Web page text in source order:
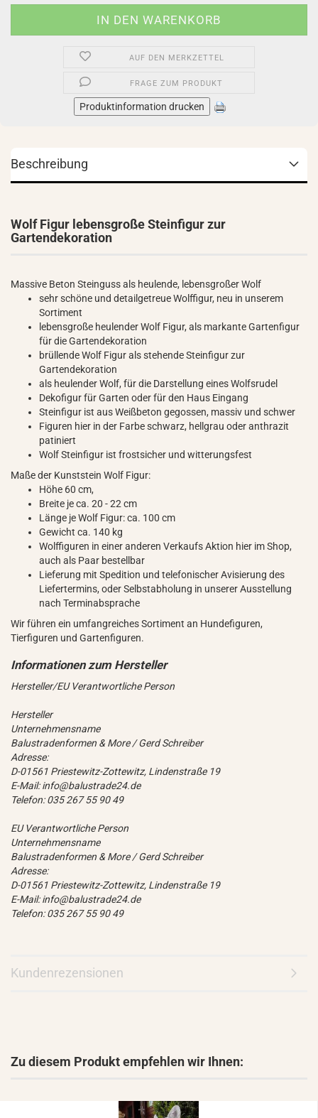
AUF DEN MERKZETTEL
FRAGE ZUM PRODUKT
Produktinformation drucken
Beschreibung
Wolf Figur lebensgroße Steinfigur zur
Gartendekoration
Massive Beton Steinguss als heulende, lebensgroßer Wolf
sehr schöne und detailgetreue Wolffigur, neu in unserem
Sortiment
lebensgroße heulender Wolf Figur, als markante Gartenfigur
für die Gartendekoration
brüllende Wolf Figur als stehende Steinfigur zur
Gartendekoration
als heulender Wolf, für die Darstellung eines Wolfsrudel
Dekofigur für Garten oder für den Haus Eingang
Steinfigur ist aus Weißbeton gegossen, massiv und schwer
Figuren hier in der Farbe schwarz, hellgrau oder anthrazit
patiniert
Wolf Steinfigur ist frostsicher und witterungsfest
Maße der Kunststein Wolf Figur:
Höhe 60 cm,
Breite je ca. 20 - 22 cm
Länge je Wolf Figur: ca. 100 cm
Gewicht ca. 140 kg
Wolffiguren in einer anderen Verkaufs Aktion hier im Shop,
auch als Paar bestellbar
Lieferung mit Spedition und telefonischer Avisierung des
Liefertermins, oder Selbstabholung in unserer Ausstellung
nach Terminabsprache
Wir führen ein umfangreiches Sortiment an Hundefiguren,
Tierfiguren und Gartenfiguren.
Hersteller/EU Verantwortliche Person
Hersteller
Unternehmensname
Balustradenformen & More / Gerd Schreiber
Adresse:
D-01561 Priestewitz-Zottewitz, Lindenstraße 19
E-Mail: info@balustrade24.de
Telefon: 035 267 55 90 49
EU Verantwortliche Person
Unternehmensname
Balustradenformen & More / Gerd Schreiber
Adresse:
D-01561 Priestewitz-Zottewitz, Lindenstraße 19
E-Mail: info@balustrade24.de
Telefon: 035 267 55 90 49
Kundenrezensionen
Zu diesem Produkt empfehlen wir Ihnen: